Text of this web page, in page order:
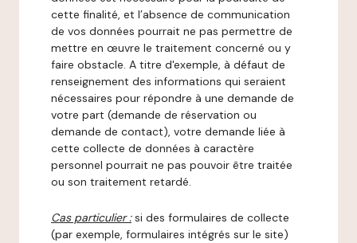
cette finalité, et l’absence de communication
de vos données pourrait ne pas permettre de
mettre en œuvre le traitement concerné ou y
faire obstacle. A titre d'exemple, à défaut de
renseignement des informations qui seraient
nécessaires pour répondre à une demande de
votre part (demande de réservation ou
demande de contact), votre demande liée à
cette collecte de données à caractère
personnel pourrait ne pas pouvoir être traitée
ou son traitement retardé.
Cas particulier : si des formulaires de collecte
(par exemple, formulaires intégrés sur le site)